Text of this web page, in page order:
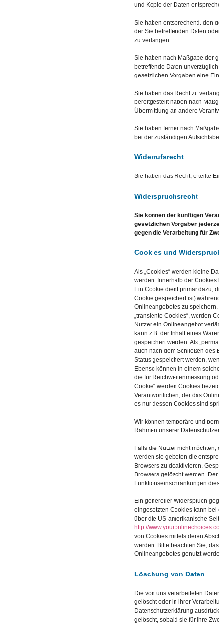
und Kopie der Daten
Sie haben entsprechend. den
der Sie betreffenden Daten
zu verlangen.
Sie haben nach Maßgabe der
betreffende Daten
gesetzlichen Vorgaben eine
Sie haben das Recht zu
bereitgestellt haben nach
Übermittlung an andere
Sie haben ferner nach
bei der zuständigen
Widerrufsrecht
Sie haben das Recht, erteilte
Widerspruchsrecht
Sie können der künftigen
gesetzlichen Vorgaben
gegen die Verarbeitung für
Cookies und
Als „Cookies“ werden kleine
werden. Innerhalb der
Ein Cookie dient primär dazu,
Cookie gespeichert ist)
Onlineangebotes zu speichern.
„transiente Cookies“, werden
Nutzer ein Onlineangebot
kann z.B. der Inhalt eines
gespeichert werden. Als
auch nach dem Schließen des
Status gespeichert werden,
Ebenso können in einem
die für Reichweitenmessung
Cookie“ werden Cookies
Verantwortlichen, der das
es nur dessen Cookies sind
Wir können temporäre und
Rahmen unserer
Falls die Nutzer nicht
werden sie gebeten die
Browsers zu deaktivieren.
Browsers gelöscht werden.
Funktionseinschränkungen
Ein genereller Widerspruch
eingesetzten Cookies kann
über die US-amerikanische
http://
von Cookies mittels deren
werden. Bitte beachten Sie,
Onlineangebotes genutzt
Löschung von Daten
Die von uns verarbeiteten
gelöscht oder in ihrer
Datenschutzerklärung
gelöscht, sobald sie für ihre